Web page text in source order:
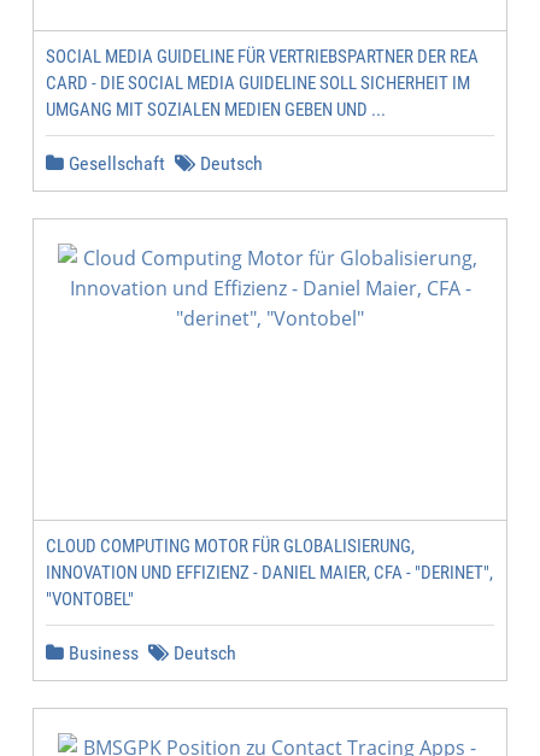
SOCIAL MEDIA GUIDELINE FÜR VERTRIEBSPARTNER DER REA
CARD - DIE SOCIAL MEDIA GUIDELINE SOLL SICHERHEIT IM
UMGANG MIT SOZIALEN MEDIEN GEBEN UND ...
Gesellschaft Deutsch
CLOUD COMPUTING MOTOR FÜR GLOBALISIERUNG,
INNOVATION UND EFFIZIENZ - DANIEL MAIER, CFA - "DERINET",
"VONTOBEL"
Business Deutsch